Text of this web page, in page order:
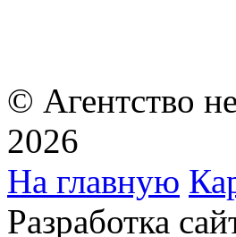
© Агентство
2026
На главную
Разработка